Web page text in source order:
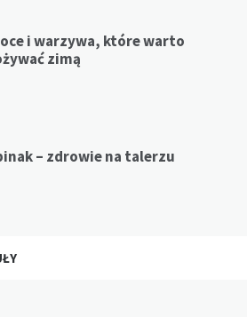
i warzywa, które warto
zimą
– zdrowie na talerzu